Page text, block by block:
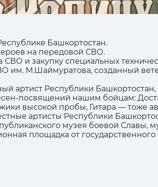
Башкортостан.
на передовой СВО.
и закупку специальных
им. М.Шаймуратова, созданный
Республики
посвящений нашим бойцам:
высокой пробы, Гитара — тоже
артисты Республики
музея боевой Славы,
площадка от